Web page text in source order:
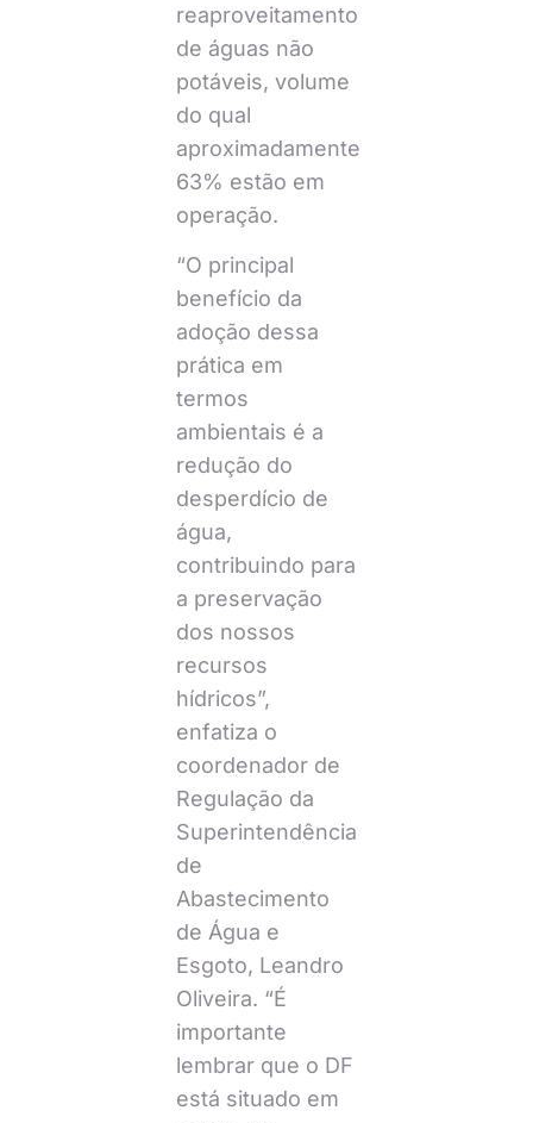
reaproveitamento
de águas não
potáveis, volume
do qual
aproximadamente
63% estão em
operação.
“O principal
benefício da
adoção dessa
prática em
termos
ambientais é a
redução do
desperdício de
água,
contribuindo para
a preservação
dos nossos
recursos
hídricos”,
enfatiza o
coordenador de
Regulação da
Superintendência
de
Abastecimento
de Água e
Esgoto, Leandro
Oliveira. “É
importante
lembrar que o DF
está situado em